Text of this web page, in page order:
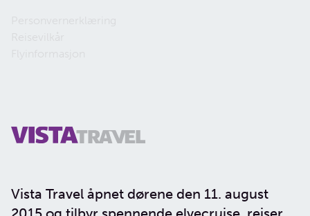
Vista Travel åpnet dørene den 11. august